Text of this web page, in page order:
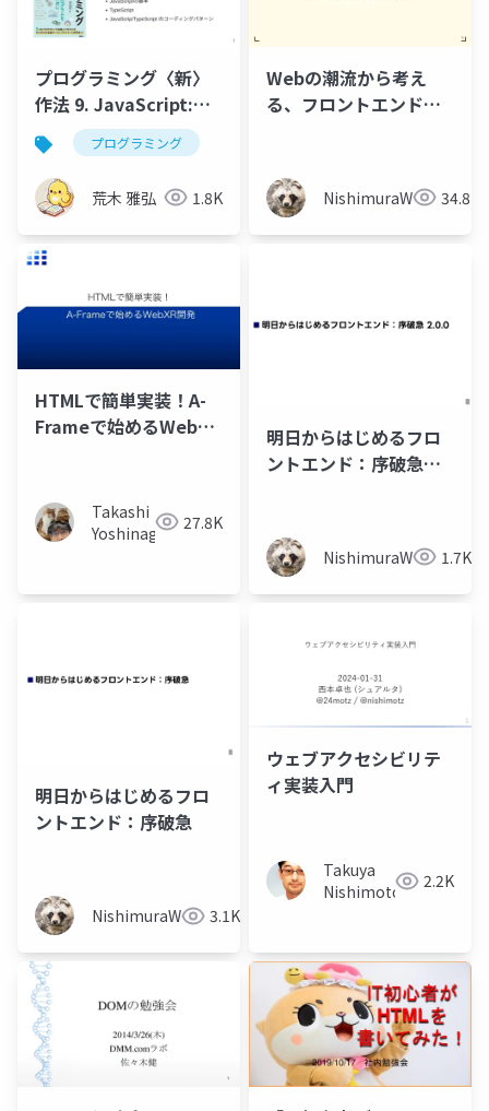
プログラミング〈新〉
作法 9. JavaScript:
web アプリケーション
開発
プログラミング
荒木 雅弘 1.8K
Webの潮流から考え
る、フロントエンドの
ニアの役目
NishimuraWataru34.8K
HTMLで簡単実装！A-
Frameで始めるWebXR
Takashi
Yoshinaga
27.8K
明日からはじめるフロ
ントエンド：序破急
NishimuraWataru1.7K
明日からはじめるフロ
ントエンド：序破急
NishimuraWataru3.1K
ウェブアクセシビリテ
ィ実装入門
Takuya
Nishimoto
2.2K